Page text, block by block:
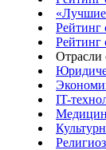
Рейтинг
Рейтинг
Отрасли
IT-